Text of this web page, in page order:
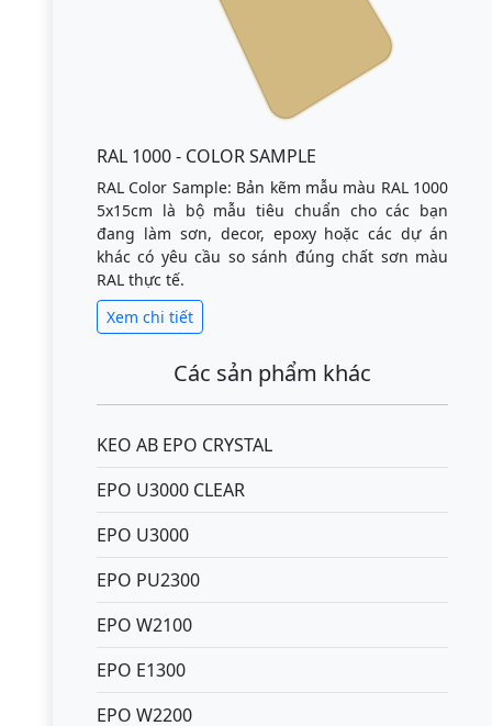
RAL 1000 - COLOR SAMPLE
RAL Color Sample: Bản kẽm mẫu màu RAL 1000
5x15cm là bộ mẫu tiêu chuẩn cho các bạn
đang làm sơn, decor, epoxy hoặc các dự án
khác có yêu cầu so sánh đúng chất sơn màu
RAL thực tế.
Xem chi tiết
Các sản phẩm khác
KEO AB EPO CRYSTAL
EPO U3000 CLEAR
EPO U3000
EPO PU2300
EPO W2100
EPO E1300
EPO W2200